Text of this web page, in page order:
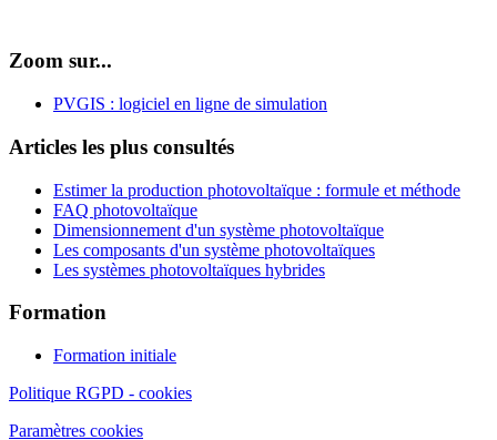
Zoom sur...
PVGIS : logiciel en ligne de simulation
Articles les plus consultés
Estimer la production photovoltaïque : formule et méthode
FAQ photovoltaïque
Dimensionnement d'un système photovoltaïque
Les composants d'un système photovoltaïques
Les systèmes photovoltaïques hybrides
Formation
Formation initiale
Politique RGPD - cookies
Paramètres cookies